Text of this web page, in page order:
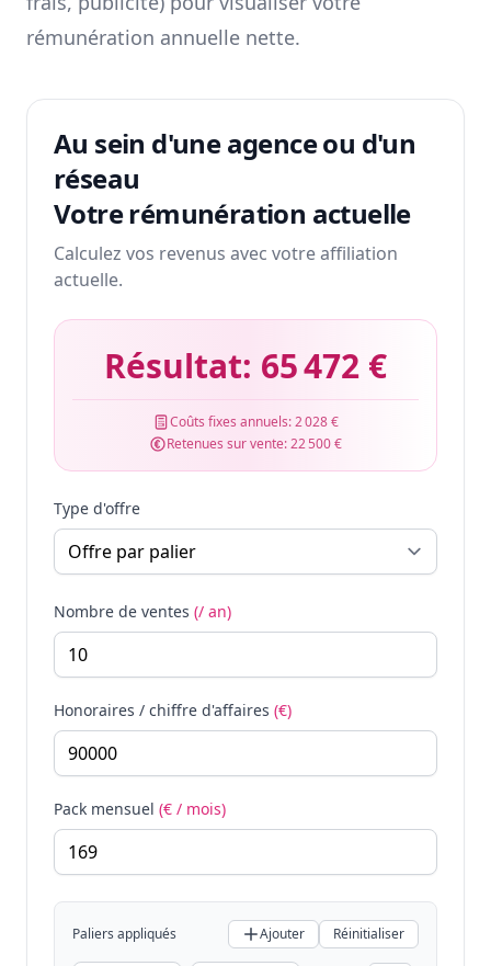
rémunération annuelle nette.
Au sein d'une agence ou d'un
réseau
Votre rémunération actuelle
Calculez vos revenus avec votre affiliation
actuelle.
Résultat: 65 472 €
Coûts fixes annuels:2 028 €
Retenues sur vente:22 500 €
Type d'offre
Nombre de ventes (/ an)
Honoraires / chiffre d'affaires (€)
Pack mensuel (€ / mois)
Paliers appliqués Ajouter Réinitialiser